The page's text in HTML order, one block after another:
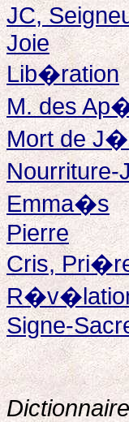
JC,
Joie
Lib�ration
M. des
Mort de
Emma�s
Pierre
Cris,
Signe-